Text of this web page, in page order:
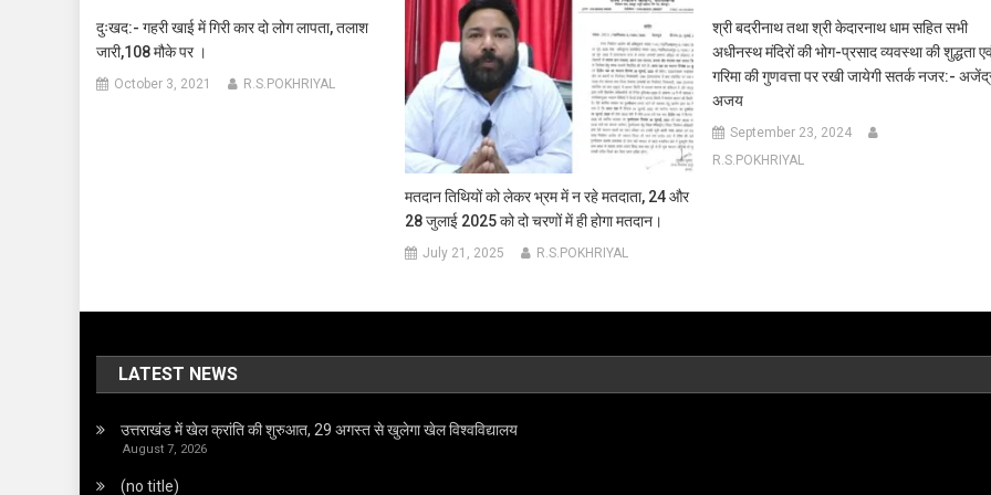
दुःखद:- गहरी खाई में गिरी कार दो लोग लापता, तलाश
जारी,108 मौके पर ।
October 3, 2021 R.S.POKHRIYAL
मतदान तिथियों को लेकर भ्रम में न रहे मतदाता, 24 और
28 जुलाई 2025 को दो चरणों में ही होगा मतदान।
July 21, 2025 R.S.POKHRIYAL
श्री बदरीनाथ तथा श्री केदारनाथ धाम सहित सभी
अधीनस्थ मंदिरों की भोग-प्रसाद व्यवस्था की शुद्धता
गरिमा की गुणवत्ता पर रखी जायेगी सतर्क नजर:-
अजय
September 23, 2024
R.S.POKHRIYAL
LATEST NEWS
उत्तराखंड में खेल क्रांति की शुरुआत, 29 अगस्त से खुलेगा खेल विश्वविद्यालय
August 7, 2026
(no title)